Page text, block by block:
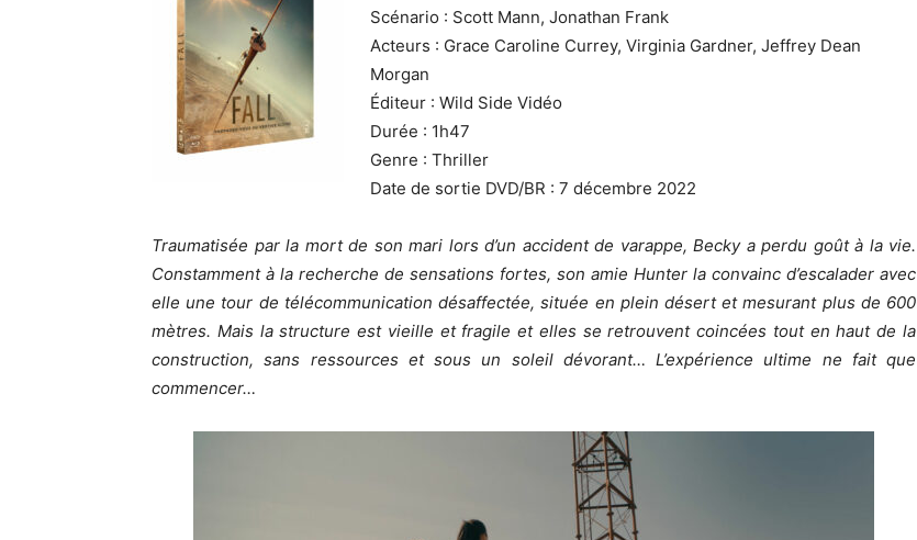
Scénario : Scott Mann, Jonathan Frank
Acteurs : Grace Caroline Currey, Virginia Gardner, Jeffrey Dean
Morgan
Éditeur : Wild Side Vidéo
Durée : 1h47
Genre : Thriller
Date de sortie DVD/BR : 7 décembre 2022
Traumatisée par la mort de son mari lors d’un accident de varappe, Becky a perdu goût à la vie.
Constamment à la recherche de sensations fortes, son amie Hunter la convainc d’escalader avec
elle une tour de télécommunication désaffectée, située en plein désert et mesurant plus de 600
mètres. Mais la structure est vieille et fragile et elles se retrouvent coincées tout en haut de la
construction, sans ressources et sous un soleil dévorant… L’expérience ultime ne fait que
commencer…